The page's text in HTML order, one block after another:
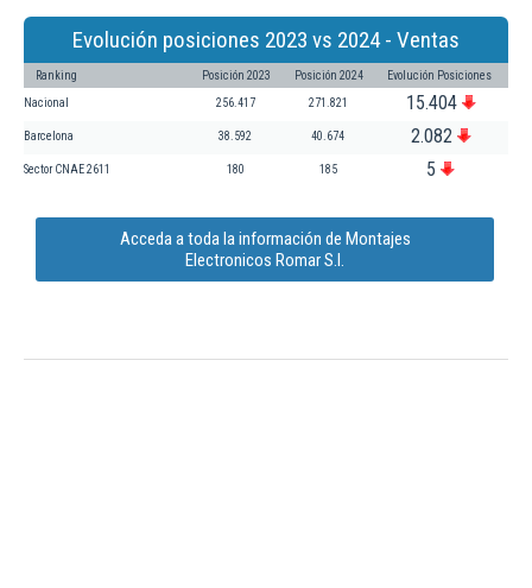
Evolución posiciones 2023 vs 2024 - Ventas
Ranking Posición 2023 Posición 2024 Evolución Posiciones
Nacional 256.417 271.821 15.404
Barcelona 38.592 40.674 2.082
Sector CNAE 2611 180 185 5
Acceda a toda la información de Montajes
Electronicos Romar S.l.